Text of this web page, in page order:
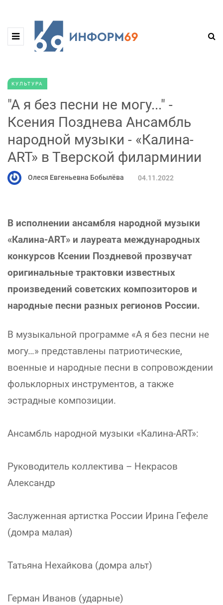
КУЛЬТУРА
"А я без песни не могу..." -
Ксения Позднева Ансамбль
народной музыки - «Калина-
ART» в Тверской филарминии
Олеся Евгеньевна Бобылёва 04.11.2022
В исполнении ансамбля народной музыки
«Калина-ART» и лауреата международных
конкурсов Ксении Поздневой прозвучат
оригинальные трактовки известных
произведений советских композиторов и
народные песни разных регионов России.
В музыкальной программе «А я без песни не
могу…» представлены патриотические,
военные и народные песни в сопровождении
фольклорных инструментов, а также
эстрадные композиции.
Ансамбль народной музыки «Калина-ART»:
Руководитель коллектива – Некрасов
Александр
Заслуженная артистка России Ирина Гефеле
(домра малая)
Татьяна Нехайкова (домра альт)
Герман Иванов (ударные)